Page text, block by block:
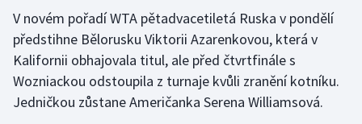
Házená
Judo
V novém pořadí WTA pětadvacetiletá Ruska v pondělí
předstihne Bělorusku Viktorii Azarenkovou, která v
Kalifornii obhajovala titul, ale před čtvrtfinále s
Wozniackou odstoupila z turnaje kvůli zranění kotníku.
Jedničkou zůstane Američanka Serena Williamsová.